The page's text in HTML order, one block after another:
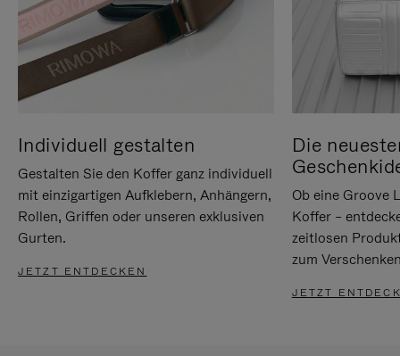
Individuell gestalten
Gestalten Sie den Koffer ganz individuell
mit einzigartigen Aufklebern, Anhängern,
Rollen, Griffen oder unseren exklusiven
Gurten.
JETZT ENTDECKEN
Die
Ob eine Groove
Koffer –
zeitlosen
zum
JETZT